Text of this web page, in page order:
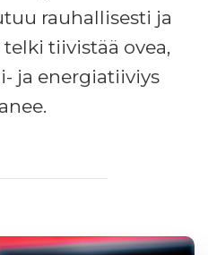
rauhallisesti ja
tiivistää ovea,
ja energiatiiviys